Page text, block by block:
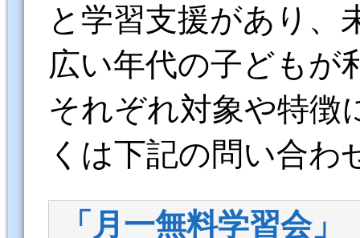
と学習支援があり、
広い年代の子どもが
それぞれ対象や特徴
くは下記の問い合
「月一無料学習会」